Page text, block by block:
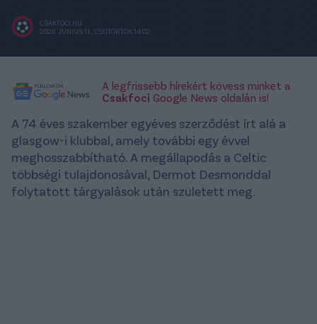
CSAKFOCI.HU
2026. JÚNIUS 11., CSÜTÖRTÖK 14:02
A legfrissebb hírekért kövess minket a
Csakfoci Google News oldalán is!
A 74 éves szakember egyéves szerződést írt alá a
glasgow-i klubbal, amely további egy évvel
meghosszabbítható. A megállapodás a Celtic
többségi tulajdonosával, Dermot Desmonddal
folytatott tárgyalások után született meg.